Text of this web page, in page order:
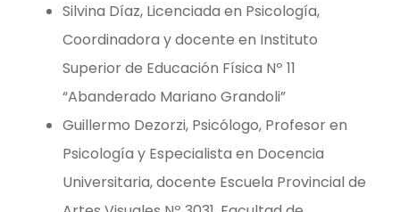
Silvina Díaz, Licenciada en Psicología,
Coordinadora y docente en Instituto
Superior de Educación Física Nº 11
“Abanderado Mariano Grandoli”
Guillermo Dezorzi, Psicólogo, Profesor en
Psicología y Especialista en Docencia
Universitaria, docente Escuela Provincial de